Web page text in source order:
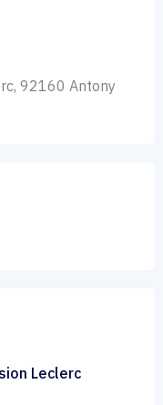
92160 Antony
Leclerc